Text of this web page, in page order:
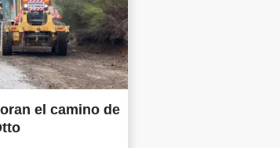
el camino de